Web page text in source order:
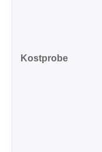
Kostprobe